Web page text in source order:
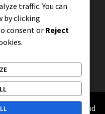
en la puntuación,
para Jugadores,
. Powered by and
traffic. You can
by clicking
consent orReject